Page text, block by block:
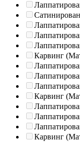
Карвинг
Карвинг
Карвинг